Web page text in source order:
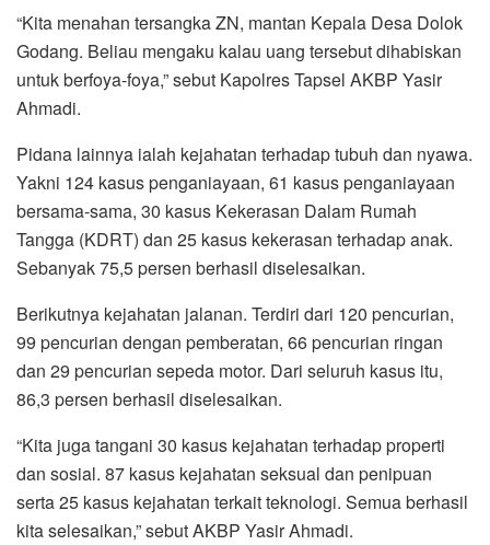
“Kita menahan tersangka ZN, mantan Kepala Desa Dolok
Godang. Beliau mengaku kalau uang tersebut dihabiskan
untuk berfoya-foya,” sebut Kapolres Tapsel AKBP Yasir
Ahmadi.
Pidana lainnya ialah kejahatan terhadap tubuh dan nyawa.
Yakni 124 kasus penganiayaan, 61 kasus penganiayaan
bersama-sama, 30 kasus Kekerasan Dalam Rumah
Tangga (KDRT) dan 25 kasus kekerasan terhadap anak.
Sebanyak 75,5 persen berhasil diselesaikan.
Berikutnya kejahatan jalanan. Terdiri dari 120 pencurian,
99 pencurian dengan pemberatan, 66 pencurian ringan
dan 29 pencurian sepeda motor. Dari seluruh kasus itu,
86,3 persen berhasil diselesaikan.
“Kita juga tangani 30 kasus kejahatan terhadap properti
dan sosial. 87 kasus kejahatan seksual dan penipuan
serta 25 kasus kejahatan terkait teknologi. Semua berhasil
kita selesaikan,” sebut AKBP Yasir Ahmadi.